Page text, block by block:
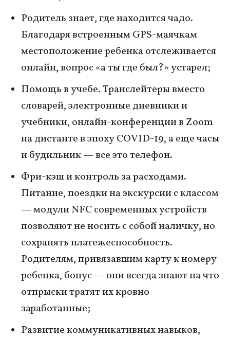
Родитель знает, где находится чадо.
Благодаря встроенным GPS-маячкам
местоположение ребенка отслеживается
онлайн, вопрос «а ты где был?» устарел;
Помощь в учебе. Транслейтеры вместо
словарей, электронные дневники и
учебники, онлайн-конференции в Zoom
на дистанте в эпоху COVID-19, а еще часы
и будильник — все это телефон.
Фри-кэш и контроль за расходами.
Питание, поездки на экскурсии с классом
— модули NFC современных устройств
позволяют не носить с собой наличку, но
сохранять платежеспособность.
Родителям, привязавшим карту к номеру
ребенка, бонус — они всегда знают на что
отпрыски тратят их кровно
заработанные;
Развитие коммуникативных навыков,